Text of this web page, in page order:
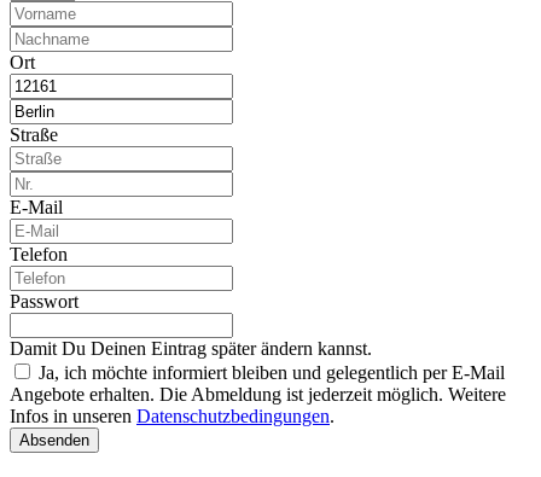
Ort
Straße
E-Mail
Telefon
Passwort
Damit Du Deinen Eintrag später ändern kannst.
Ja, ich möchte informiert bleiben und gelegentlich per E-Mail
Angebote erhalten. Die Abmeldung ist jederzeit möglich. Weitere
Infos in unseren Datenschutzbedingungen.
Absenden